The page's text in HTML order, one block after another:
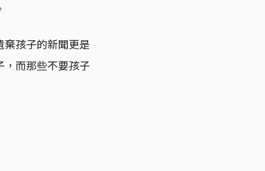
孩子的新聞更是
，而那些不要孩子